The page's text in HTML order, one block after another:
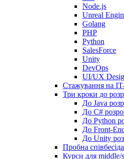
Node.js
Unreal
Golang
PHP
Python
SalesForce
Unity
DevOps
UI/UX
Стажування на IT-
Три кроки до
До Java
До C#
До Python
До Front-
До Unity
Пробна співбесіда
Курси для middle/